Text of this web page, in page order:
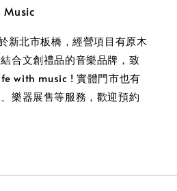
Music
新北市板橋，經營項目有原木
合文創禮品的音樂品牌，致
with music ! 實體門市也有
樂器展售等服務，歡迎預約